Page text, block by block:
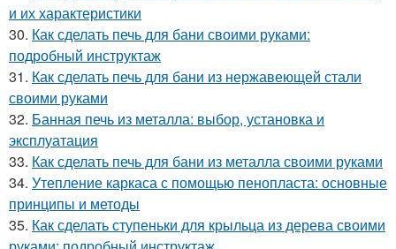
и их характеристики
30. Как сделать печь для бани своими руками:
подробный инструктаж
31. Как сделать печь для бани из нержавеющей стали
своими руками
32. Банная печь из металла: выбор, установка и
эксплуатация
33. Как сделать печь для бани из металла своими руками
34. Утепление каркаса с помощью пенопласта: основные
принципы и методы
35. Как сделать ступеньки для крыльца из дерева своими